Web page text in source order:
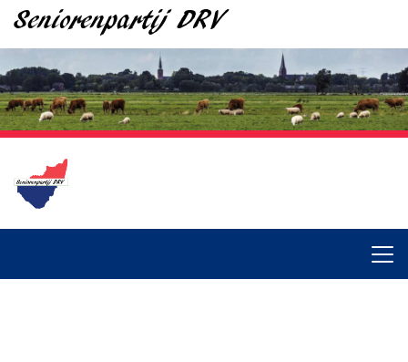
Seniorenpartij DRV